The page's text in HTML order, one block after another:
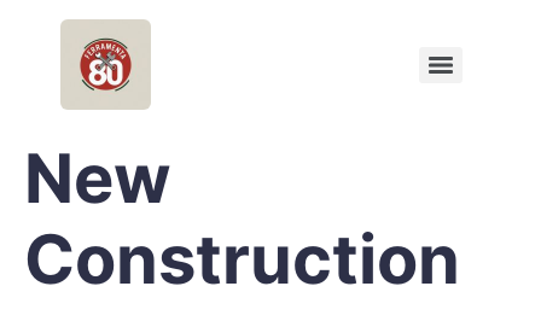
New
Construction